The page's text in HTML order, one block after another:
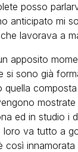
posso
anticipato mi
lavorava a
apposito
si sono già
quella
ed in studio i
va tutto a
così